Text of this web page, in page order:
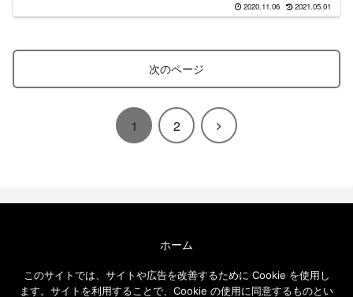
2020.11.06 2021.05.01
次のページ
1 2
次
ホーム
免責事項
このサイトでは、サイトや広告を改善するために Cookie を使用し
ます。サイトを利用することで、Cookie の使用に同意するものとい